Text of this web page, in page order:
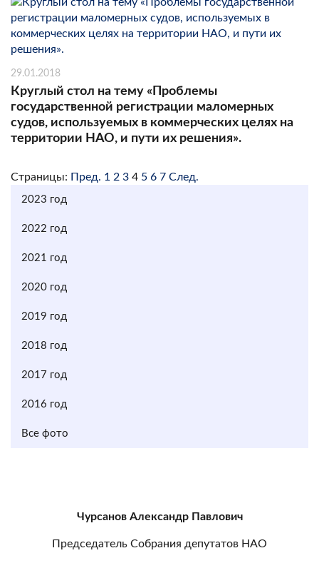
29.01.2018
Круглый стол на тему «Проблемы
государственной регистрации маломерных
судов, используемых в коммерческих целях на
территории НАО, и пути их решения».
Страницы: Пред. 1 2 3 4 5 6 7 След.
2023 год
2022 год
2021 год
2020 год
2019 год
2018 год
2017 год
2016 год
Все фото
Чурсанов Александр Павлович
Председатель Собрания депутатов НАО